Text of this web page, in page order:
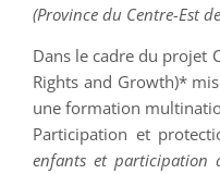
(Province du Centre-Est
Dans le cadre du projet
Rights and Growth)*
une formation
Participation et
enfants et participation